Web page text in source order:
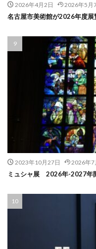
2026年4月2日 2026年5月
名古屋市美術館が2026年度
2023年10月27日 2026年7
ミュシャ展 2026年-2027年